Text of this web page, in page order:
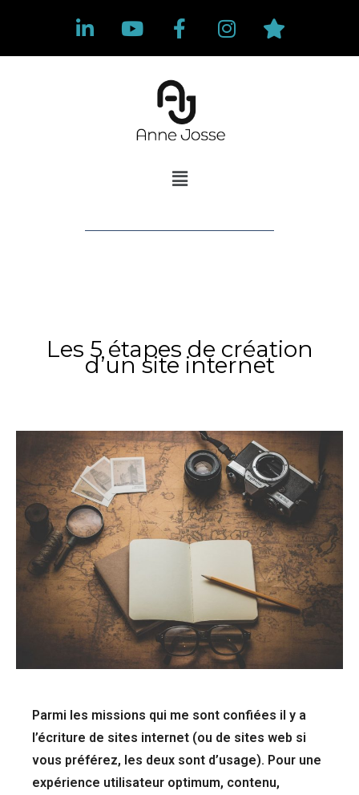
Les 5 étapes de création
d’un site internet
Parmi les missions qui me sont confiées il y a
l’écriture de sites internet (ou de sites web si
vous préférez, les deux sont d’usage). Pour une
expérience utilisateur optimum, contenu,